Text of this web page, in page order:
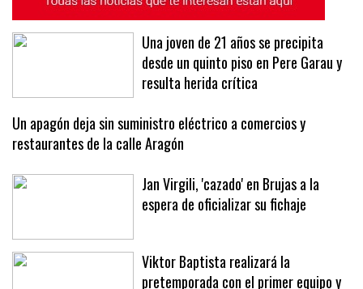
Una joven de 21 años se precipita
desde un quinto piso en Pere Garau y
resulta herida crítica
Un apagón deja sin suministro eléctrico a comercios y
restaurantes de la calle Aragón
Jan Virgili, 'cazado' en Brujas a la